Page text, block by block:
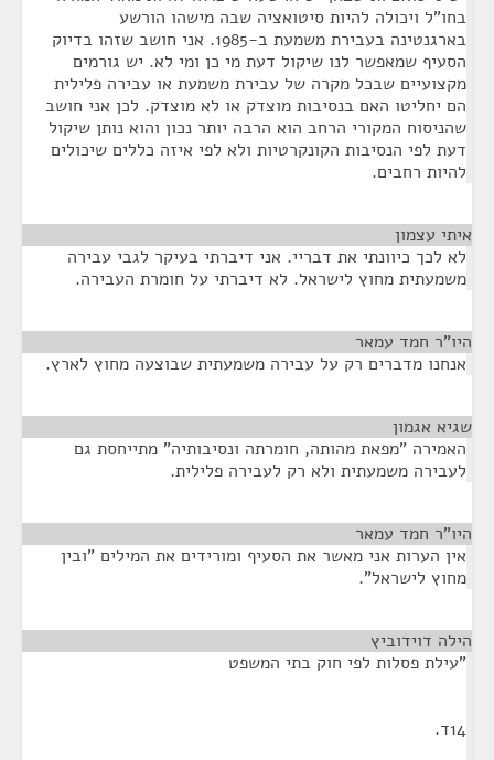
בחו"ל ויכולה להיות סיטואציה שבה מישהו הורשע
בארגנטינה בעבירת משמעת ב-1985. אני חושב שזהו בדיוק
הסעיף שמאפשר לנו שיקול דעת מי כן ומי לא. יש גורמים
מקצועיים שבכל מקרה של עבירת משמעת או עבירה פלילית
הם יחליטו האם בנסיבות מוצדק או לא מוצדק. לכן אני חושב
שהניסוח המקורי הרחב הוא הרבה יותר נכון והוא נותן שיקול
דעת לפי הנסיבות הקונקרטיות ולא לפי איזה כללים שיכולים
להיות רחבים.
איתי עצמון
לא לכך כיוונתי את דבריי. אני דיברתי בעיקר לגבי עבירה
משמעתית מחוץ לישראל. לא דיברתי על חומרת העבירה.
היו"ר חמד עמאר
אנחנו מדברים רק על עבירה משמעתית שבוצעה מחוץ לארץ.
שגיא אגמון
האמירה "מפאת מהותה, חומרתה ונסיבותיה" מתייחסת גם
לעבירה משמעתית ולא רק לעבירה פלילית.
היו"ר חמד עמאר
אין הערות אני מאשר את הסעיף ומורידים את המילים "ובין
מחוץ לישראל".
הילה דוידוביץ
"עילת פסלות לפי חוק בתי המשפט
14ד.